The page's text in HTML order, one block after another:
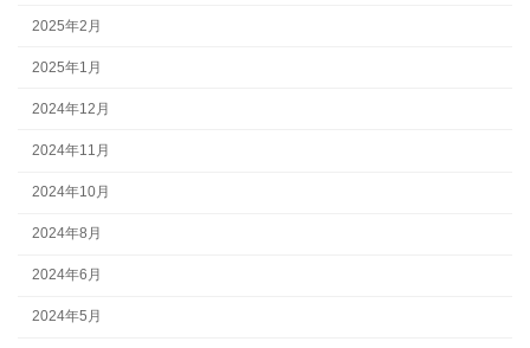
2025年2月
2025年1月
2024年12月
2024年11月
2024年10月
2024年8月
2024年6月
2024年5月